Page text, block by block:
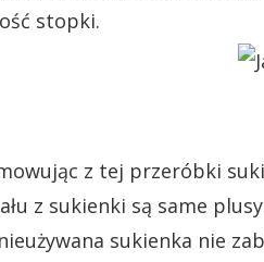
stopki.
z tej przeróbki
z sukienki są same
sukienka nie